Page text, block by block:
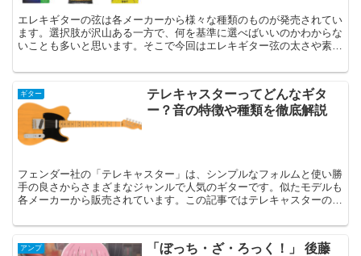
エレキギターの弦は各メーカーから様々な種類のものが発売されてい
ます。選択肢が沢山ある一方で、何を基準に選べばいいのかわからな
いことも多いと思います。そこで今回はエレキギター弦の太さや素材
す。
ギター
テレキャスターってどんなギタ
ー？音の特徴や種類を徹底解説
フェンダー社の「テレキャスター」は、シンプルなフォルムと使い勝
手の良さからさまざまなジャンルで人気のギターです。似たモデルも
各メーカーから販売されています。この記事ではテレキャスターの基
アンプ
「ぼっち・ざ・ろっく！」 後藤